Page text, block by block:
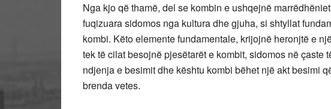
Nga kjo që thamë, del se kombin e ushqejnë
fuqizuara sidomos nga kultura dhe gjuha, si shtyllat
kombi. Këto elemente fundamentale, krijojnë heronjtë e
tek të cilat besojnë pjesëtarët e kombit, sidomos në çaste
ndjenja e besimit dhe kështu kombi bëhet një akt besimi
brenda vetes.